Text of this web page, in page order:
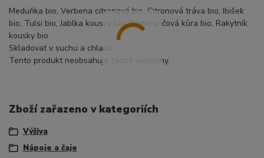
Meduňka bio, Verbena citronová bio, Citronová tráva bio, Ibišek
bio, Tulsi bio, Jablka kousky bio, Pomerančová kůra bio, Rakytník
kousky bio
Skladovat v suchu a chladu.
Tento produkt neobsahuje žádné alergeny.
Zboží zařazeno v kategoriích
Výživa
Nápoje a čaje